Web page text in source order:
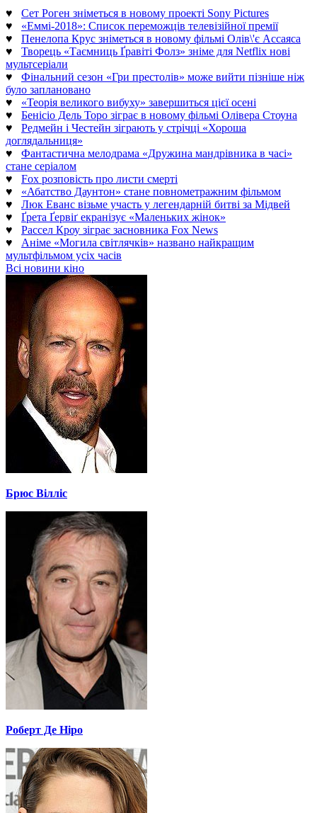
♥ Сет Роген зніметься в новому проекті Sony Pictures
♥ «Еммі-2018»: Список переможців телевізійної премії
♥ Пенелопа Крус зніметься в новому фільмі Олів\'є Ассаяса
♥ Творець «Таємниць Ґравіті Фолз» зніме для Netflix нові
мультсеріали
♥ Фінальний сезон «Гри престолів» може вийти пізніше ніж
було заплановано
♥ «Теорія великого вибуху» завершиться цієї осені
♥ Бенісіо Дель Торо зіграє в новому фільмі Олівера Стоуна
♥ Редмейн і Честейн зіграють у стрічці «Хороша
доглядальниця»
♥ Фантастична мелодрама «Дружина мандрівника в часі»
стане серіалом
♥ Fox розповість про листи смерті
♥ «Абатство Даунтон» стане повнометражним фільмом
♥ Люк Еванс візьме участь у легендарній битві за Мідвей
♥ Ґрета Ґервіґ екранізує «Маленьких жінок»
♥ Рассел Кроу зіграє засновника Fox News
♥ Аніме «Могила світлячків» названо найкращим
мультфільмом усіх часів
Всі новини кіно
Брюс Вілліс
Роберт Де Ніро